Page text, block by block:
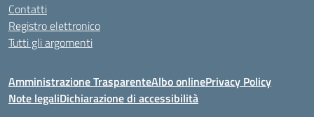
Contatti
Registro elettronico
Tutti gli argomenti
Amministrazione TrasparenteAlbo onlinePrivacy Policy
Note legaliDichiarazione di accessibilità